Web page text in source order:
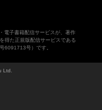
電子書籍配信サービスが、著作
得た正規版配信サービスである
6091713号）です。
Ltd.